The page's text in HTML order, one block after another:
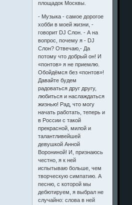
площадок Москвы.
- Музыка - самое дорогое
хобби в моей жизни, -
говорит DJ Слон. - А на
вопрос, почему я - DJ
Слон? Отвечаю,- Да
потому что добрый он! И
«понтов» я не приемлю.
Обойдёмся без «понтов»!
Давайте будем
радоваться друг другу,
любиться и наслаждаться
жизнью! Рад, что могу
начать работать, теперь и
в России с такой
прекрасной, милой и
талантливейшей
девушкой Анной
Ворониной! И, признаюсь
честно, я к ней
испытываю больше, чем
творческую симпатию. А
песню, с которой мы
дебютируем, я выбрал не
случайно: слова в ней